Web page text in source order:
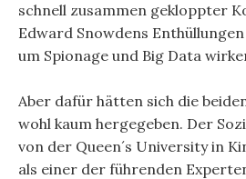
schnell zusammen gekloppter
Edward Snowdens
um Spionage und Big Data
Aber dafür hätten sich die
wohl kaum hergegeben. Der
von der Queen´s University in
als einer der führenden